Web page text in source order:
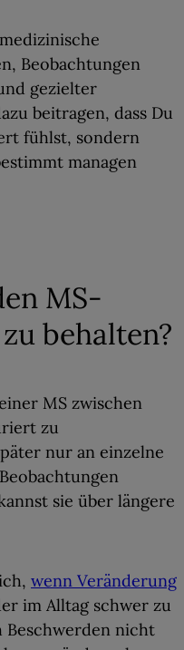
Beobachtungen
gezielter
beitragen, dass Du
fühlst, sondern
managen
MS-
behalten?
MS zwischen
zu
nur an einzelne
sie über längere
wenn Veränderung
im Alltag schwer zu
Beschwerden nicht